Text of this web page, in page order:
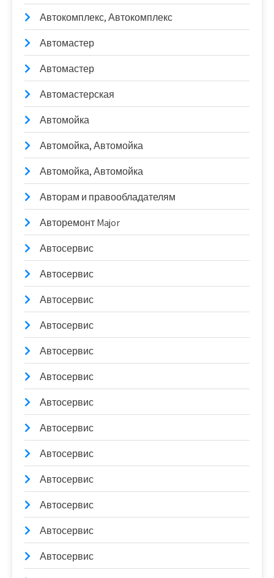
Автокомплекс, Автокомплекс
Автомастер
Автомастер
Автомастерская
Автомойка
Автомойка, Автомойка
Автомойка, Автомойка
Авторам и правообладателям
Авторемонт Major
Автосервис
Автосервис
Автосервис
Автосервис
Автосервис
Автосервис
Автосервис
Автосервис
Автосервис
Автосервис
Автосервис
Автосервис
Автосервис